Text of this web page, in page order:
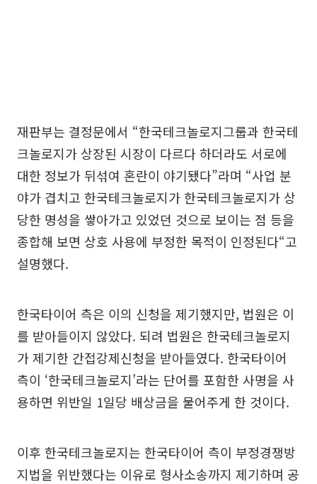
재판부는 결정문에서 “한국테크놀로지그룹과 한국테
크놀로지가 상장된 시장이 다르다 하더라도 서로에
대한 정보가 뒤섞여 혼란이 야기됐다”라며 “사업 분
야가 겹치고 한국테크놀로지가 한국테크놀로지가 상
당한 명성을 쌓아가고 있었던 것으로 보이는 점 등을
종합해 보면 상호 사용에 부정한 목적이 인정된다“고
설명했다.
한국타이어 측은 이의 신청을 제기했지만, 법원은 이
를 받아들이지 않았다. 되려 법원은 한국테크놀로지
가 제기한 간접강제신청을 받아들였다. 한국타이어
측이 ‘한국테크놀로지’라는 단어를 포함한 사명을 사
용하면 위반일 1일당 배상금을 물어주게 한 것이다.
이후 한국테크놀로지는 한국타이어 측이 부정경쟁방
지법을 위반했다는 이유로 형사소송까지 제기하며 공